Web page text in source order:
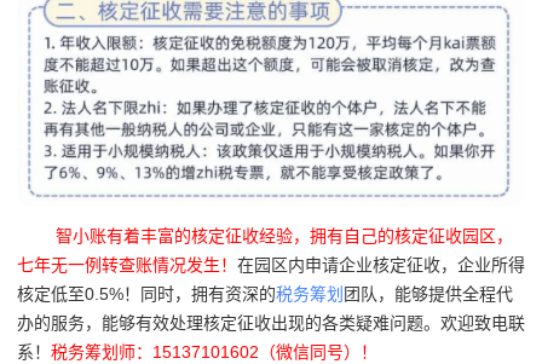
智小账有着丰富的核定征收经验，拥有自己的核定征收园区，
七年无一例转查账情况发生！ 在园区内申请企业核定征收，企业所得
核定低至0.5%！同时，拥有资深的税务筹划 团队，能够提供全程代
办的服务，能够有效处理核定征收出现的各类疑难问题。欢迎致电联
系！ 税务筹划师：15137101602（微信同号）！